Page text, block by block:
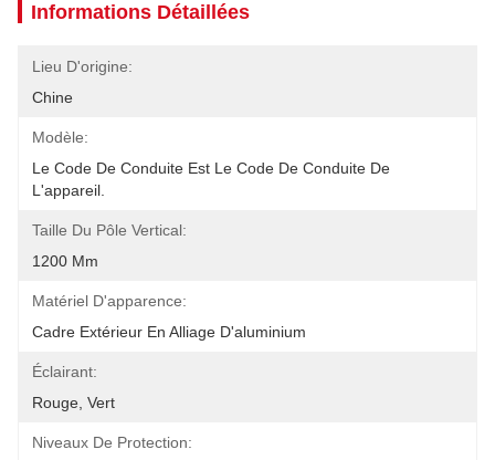
Informations Détaillées
Lieu D'origine:
Chine
Modèle:
Le Code De Conduite Est Le Code De Conduite De
L'appareil.
Taille Du Pôle Vertical:
1200 Mm
Matériel D'apparence:
Cadre Extérieur En Alliage D'aluminium
Éclairant:
Rouge, Vert
Niveaux De Protection: